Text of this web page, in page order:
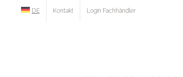
DE Kontakt Login Fachhändler